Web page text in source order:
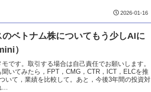
2026-01-16
ベトナム株についてもう少しAIに
）
です。取引する場合は自己責任でお願いします。
いてみたら，FPT，CMG，CTR，ICT，ELCを推
いて，業績を比較して。あと，今後3年間の投資対
...